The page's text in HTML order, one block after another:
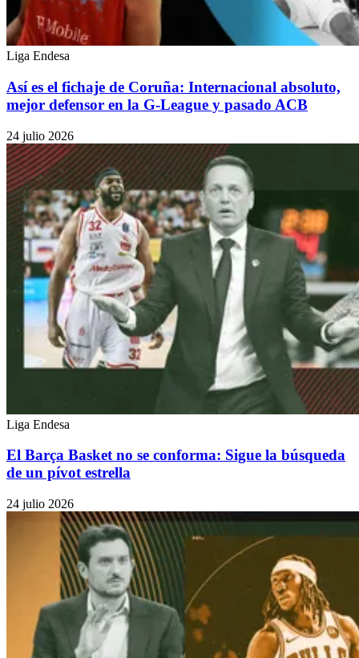
Liga Endesa
Así es el fichaje de Coruña: Internacional absoluto,
mejor defensor en la G-League y pasado ACB
24 julio 2026
Liga Endesa
El Barça Basket no se conforma: Sigue la búsqueda
de un pívot estrella
24 julio 2026